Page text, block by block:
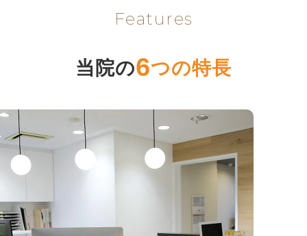
Features
当院の6つの特長